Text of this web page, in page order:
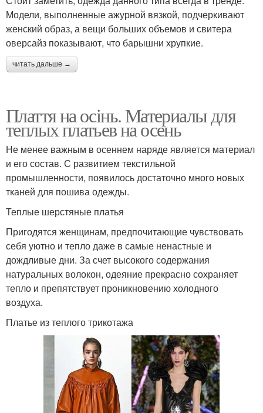
Модели, выполненные ажурной вязкой, подчеркивают
женский образ, а вещи больших объемов и свитера
оверсайз показывают, что барышни хрупкие.
читать дальше →
Плаття на осінь. Материалы для
теплых платьев на осень
Не менее важным в осеннем наряде является материал
и его состав. С развитием текстильной
промышленности, появилось достаточно много новых
тканей для пошива одежды.
Теплые шерстяные платья
Пригодятся женщинам, предпочитающие чувствовать
себя уютно и тепло даже в самые ненастные и
дождливые дни. За счет высокого содержания
натуральных волокон, одеяние прекрасно сохраняет
тепло и препятствует проникновению холодного
воздуха.
Платье из теплого трикотажа